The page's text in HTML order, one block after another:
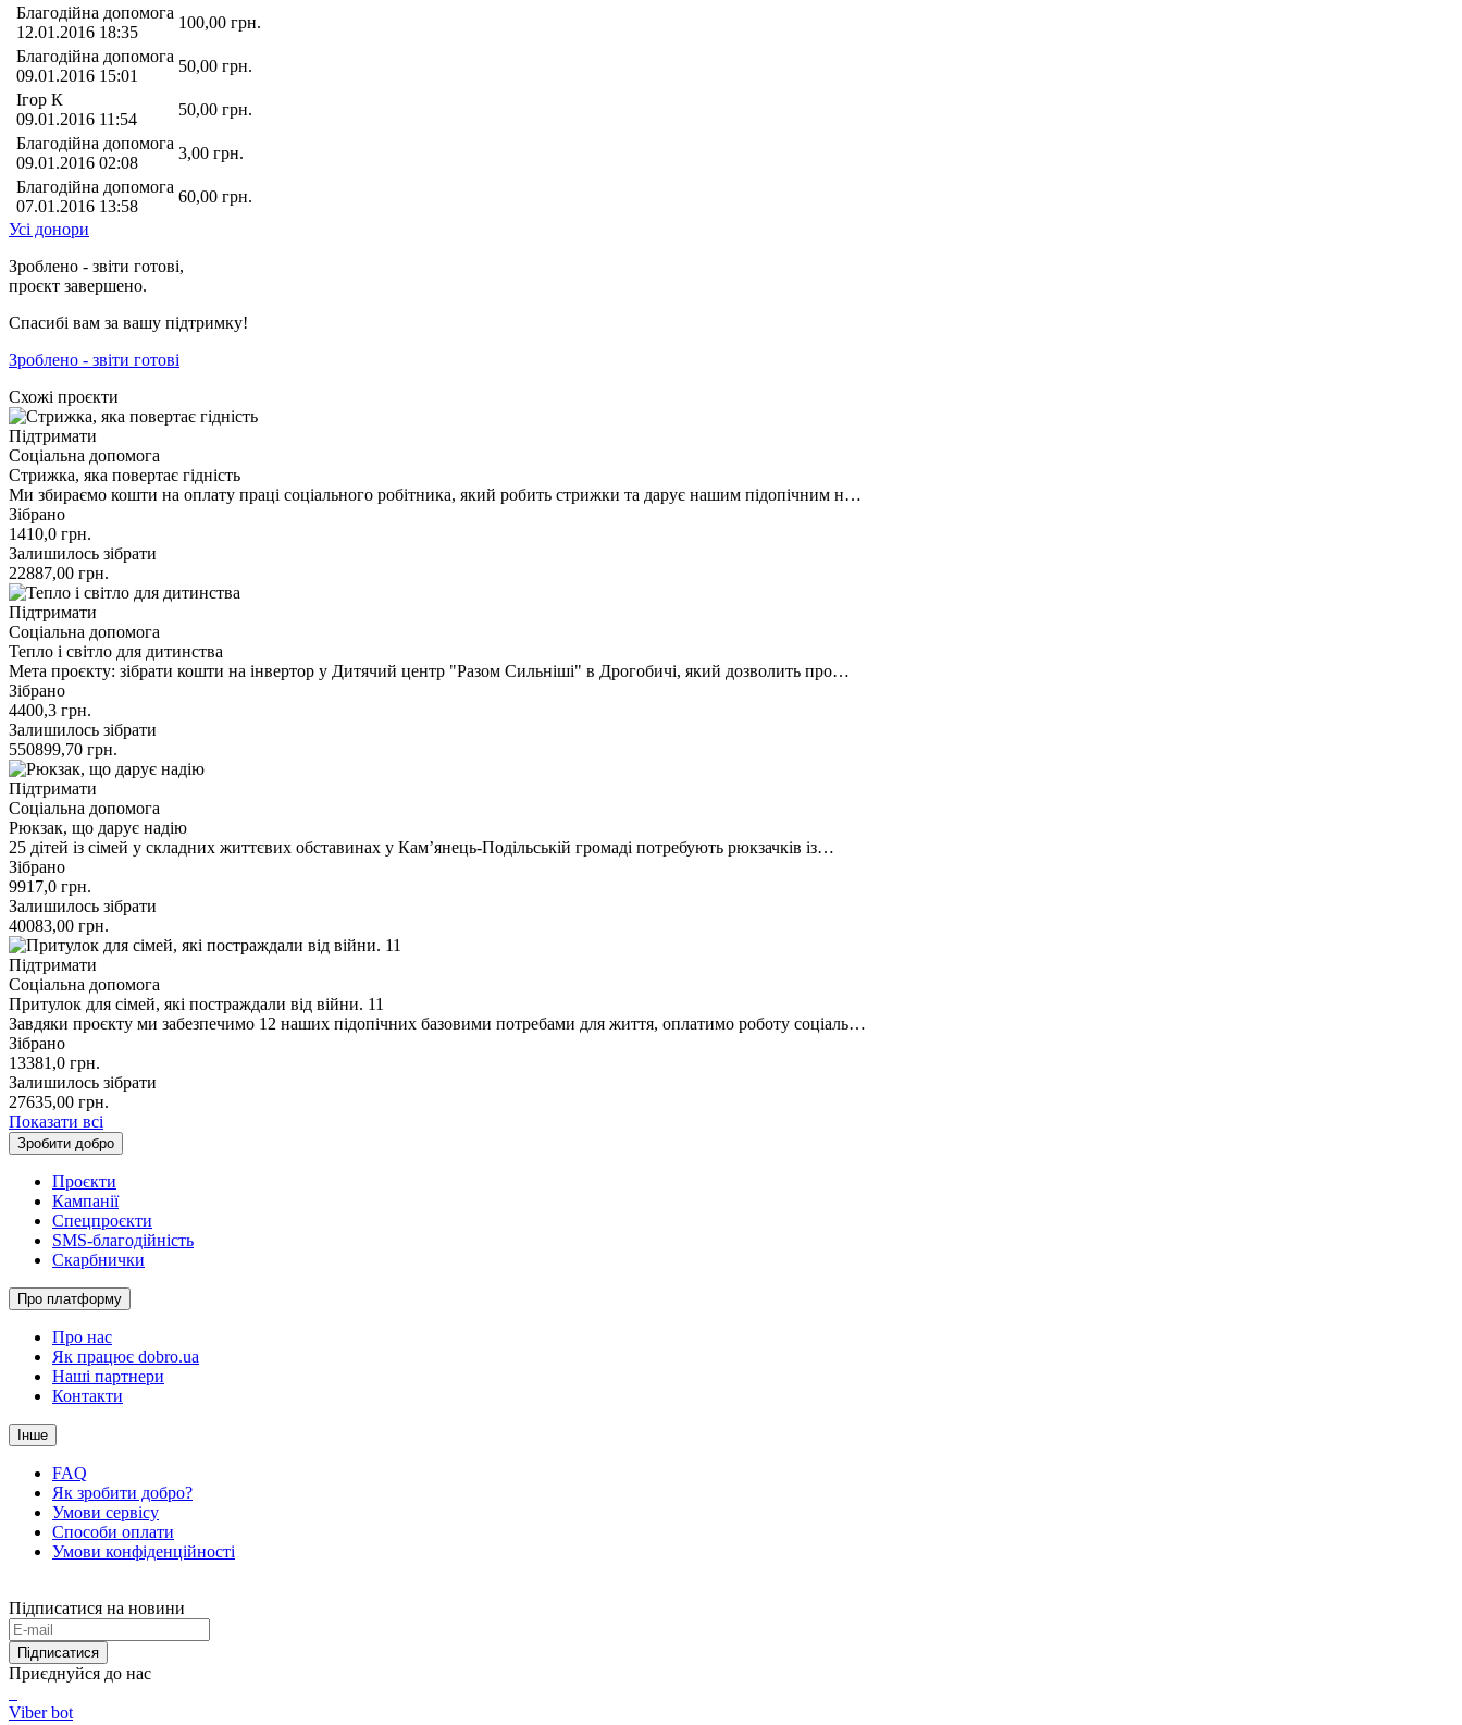
Благодійна допомога
12.01.2016 18:35
100,00 грн.
Благодійна допомога
09.01.2016 15:01
50,00 грн.
Ігор К
09.01.2016 11:54
50,00 грн.
Благодійна допомога
09.01.2016 02:08
3,00 грн.
Благодійна допомога
07.01.2016 13:58
60,00 грн.
Усі донори
Зроблено - звіти готові,
проєкт завершено.
Спасибі вам за вашу підтримку!
Зроблено - звіти готові
Схожі проєкти
Підтримати
Соціальна допомога
Стрижка, яка повертає гідність
Ми збираємо кошти на оплату праці соціального робітника, який робить стрижки та дарує нашим підопічним н…
Зібрано
1410,0 грн.
Залишилось зібрати
22887,00 грн.
Підтримати
Соціальна допомога
Тепло і світло для дитинства
Мета проєкту: зібрати кошти на інвертор у Дитячий центр "Разом Сильніші" в Дрогобичі, який дозволить про…
Зібрано
4400,3 грн.
Залишилось зібрати
550899,70 грн.
Підтримати
Соціальна допомога
Рюкзак, що дарує надію
25 дітей із сімей у складних життєвих обставинах у Кам’янець-Подільській громаді потребують рюкзачків із…
Зібрано
9917,0 грн.
Залишилось зібрати
40083,00 грн.
Підтримати
Соціальна допомога
Притулок для сімей, які постраждали від війни. 11
Завдяки проєкту ми забезпечимо 12 наших підопічних базовими потребами для життя, оплатимо роботу соціаль…
Зібрано
13381,0 грн.
Залишилось зібрати
27635,00 грн.
Показати всі
Зробити добро
Проєкти
Кампанії
Спецпроєкти
SMS-благодійність
Скарбнички
Про платформу
Про нас
Як працює dobro.ua
Наші партнери
Контакти
Інше
FAQ
Як зробити добро?
Умови сервісу
Способи оплати
Умови конфіденційності
Підписатися на новини
Підписатися
Приєднуйся до нас
Viber bot